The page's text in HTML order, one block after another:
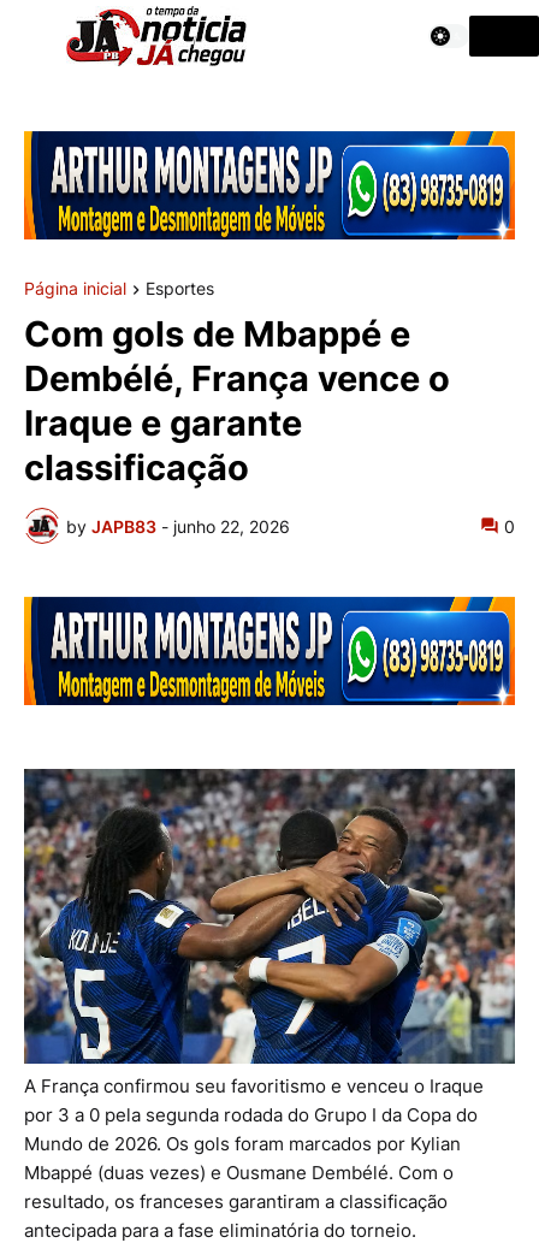
Página inicial Esportes
Com gols de Mbappé e
Dembélé, França vence o
Iraque e garante
classificação
by JAPB83 - junho 22, 2026 0
A França confirmou seu favoritismo e venceu o Iraque
por 3 a 0 pela segunda rodada do Grupo I da Copa do
Mundo de 2026. Os gols foram marcados por Kylian
Mbappé (duas vezes) e Ousmane Dembélé. Com o
resultado, os franceses garantiram a classificação
antecipada para a fase eliminatória do torneio.